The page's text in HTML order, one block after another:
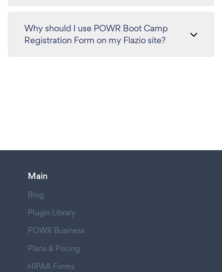
Why should I use POWR Boot Camp
Registration Form on my Flazio site?
Main
Blog
Plugin Library
POWR Business
Plans & Pricing
HIPAA Forms